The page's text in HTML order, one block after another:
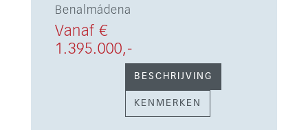
Benalmádena
Vanaf €
1.395.000,-
BESCHRIJVING
KENMERKEN